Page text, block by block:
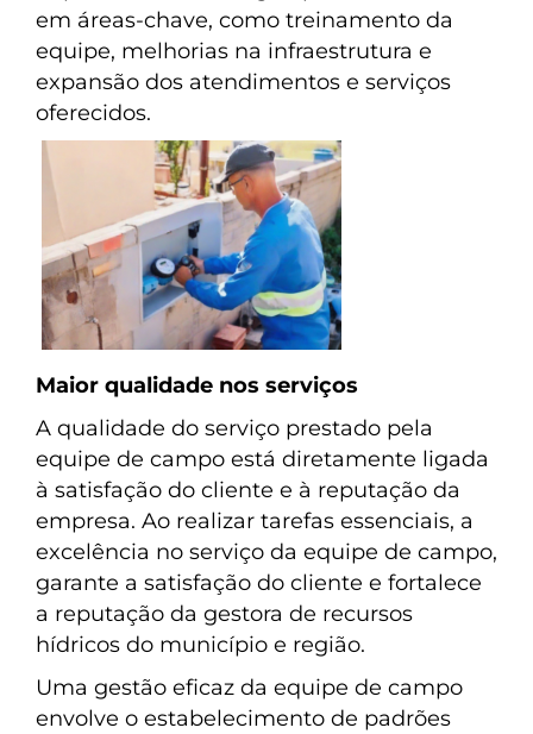
em áreas-chave, como treinamento da
equipe, melhorias na infraestrutura e
expansão dos atendimentos e serviços
oferecidos.
Maior qualidade nos serviços
A qualidade do serviço prestado pela
equipe de campo está diretamente ligada
à satisfação do cliente e à reputação da
empresa. Ao realizar tarefas essenciais, a
excelência no serviço da equipe de campo,
garante a satisfação do cliente e fortalece
a reputação da gestora de recursos
hídricos do município e região.
Uma gestão eficaz da equipe de campo
envolve o estabelecimento de padrões